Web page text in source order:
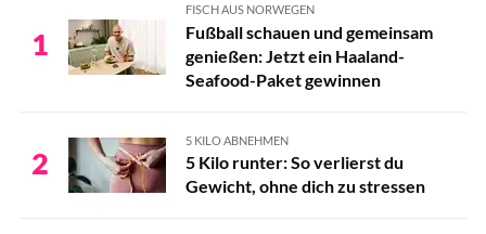
1
FISCH AUS NORWEGEN
Fußball schauen und gemeinsam
genießen: Jetzt ein Haaland-
Seafood-Paket gewinnen
2
5 KILO ABNEHMEN
5 Kilo runter: So verlierst du
Gewicht, ohne dich zu stressen